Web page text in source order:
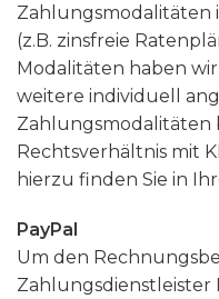
Zahlungsmodalitäten
(z.B. zinsfreie
Modalitäten haben
weitere individuell
Rechtsverhältnis mit
hierzu finden Sie in
PayPal
Um den
Zahlungsdienstleister